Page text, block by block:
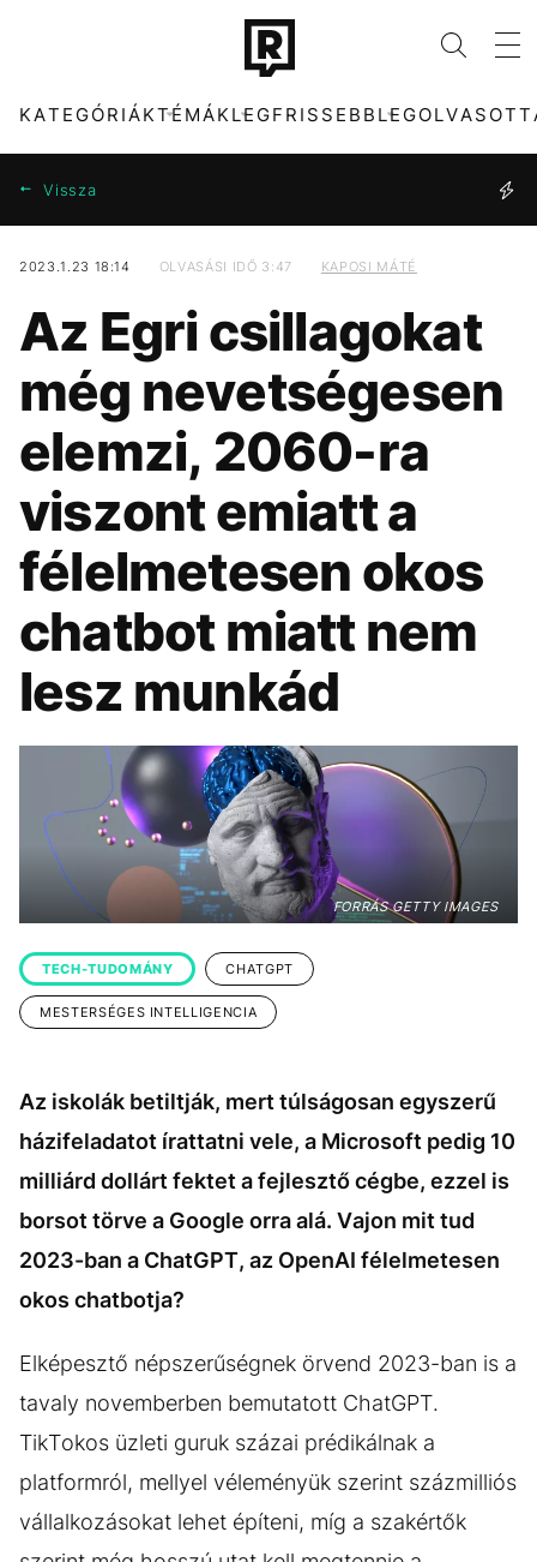
KATEGÓRIÁKTÉMÁKLEGFRISSEBB
ZENE DIVAT
KULTÚRA ENTR
FILM + SOROZAT TECH-TUDOMÁNY
SPORT TÁRSADALOM
KÖZÉLET
ÉLETMÓD DESIGN
BESZÉLGETÉSEK ARCOK
VIDEÓ TÖRTÉNETEK
GASZTRO
FIDESZ CELEB
SEBESTYÉN BALÁZS KONCERT
PARLAMENT MTVA
ARIANA GRANDE
CHRISTOPHER
NOLAN
Vissza
2023.1.23 18:14 OLVASÁSI IDŐ 3:47 KAPOSI MÁTÉ
Az Egri csillagokat
még nevetségesen
elemzi, 2060-ra
viszont emiatt a
félelmetesen okos
chatbot miatt nem
lesz munkád
FORRÁS GETTY IMAGES
TECH-TUDOMÁNY CHATGPT
MESTERSÉGES INTELLIGENCIA
Az iskolák betiltják, mert túlságosan egyszerű
házifeladatot írattatni vele, a Microsoft pedig 10
milliárd dollárt fektet a fejlesztő cégbe, ezzel is
borsot törve a Google orra alá. Vajon mit tud
2023-ban a ChatGPT, az OpenAI félelmetesen
okos chatbotja?
Elképesztő népszerűségnek örvend 2023-ban is a
tavaly novemberben bemutatott ChatGPT.
TikTokos üzleti guruk százai prédikálnak a
platformról, mellyel véleményük szerint százmilliós
vállalkozásokat lehet építeni, míg a szakértők